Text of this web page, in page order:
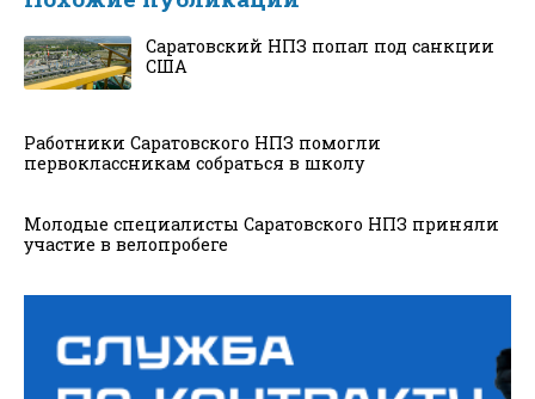
Саратовский НПЗ попал под санкции
США
Работники Саратовского НПЗ помогли
первоклассникам собраться в школу
Молодые специалисты Саратовского НПЗ приняли
участие в велопробеге